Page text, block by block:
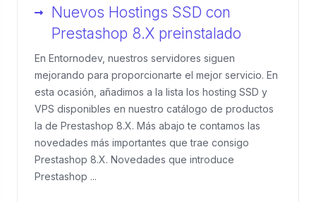
Nuevos Hostings SSD con
Prestashop 8.X preinstalado
En Entornodev, nuestros servidores siguen
mejorando para proporcionarte el mejor servicio. En
esta ocasión, añadimos a la lista los hosting SSD y
VPS disponibles en nuestro catálogo de productos
la de Prestashop 8.X. Más abajo te contamos las
novedades más importantes que trae consigo
Prestashop 8.X. Novedades que introduce
Prestashop ...